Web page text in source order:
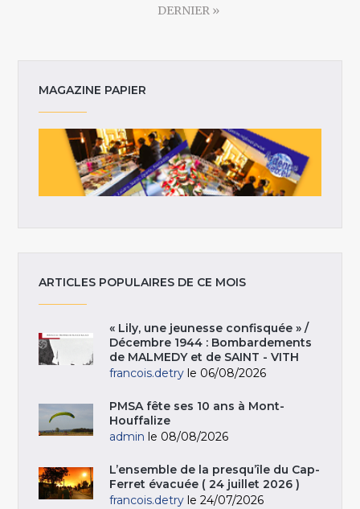
DERNIER »
MAGAZINE PAPIER
ARTICLES POPULAIRES DE CE MOIS
« Lily, une jeunesse confisquée » /
Décembre 1944 : Bombardements
de MALMEDY et de SAINT - VITH
francois.detry le 06/08/2026
PMSA fête ses 10 ans à Mont-
Houffalize
admin le 08/08/2026
L’ensemble de la presqu’île du Cap-
Ferret évacuée ( 24 juillet 2026 )
francois.detry le 24/07/2026